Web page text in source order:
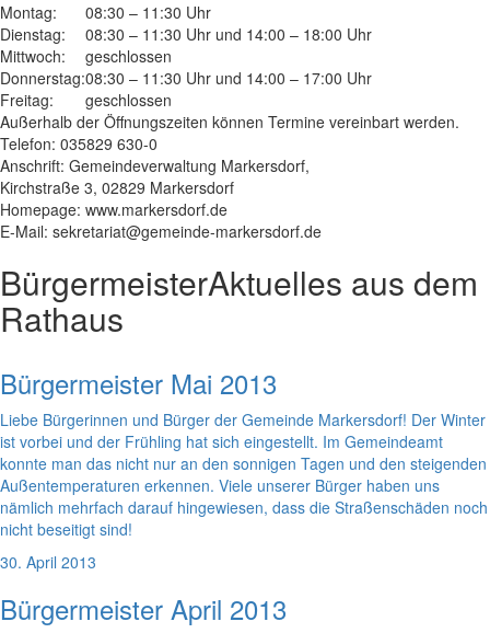
Montag:
08:30 – 11:30 Uhr
Dienstag:
08:30 – 11:30 Uhr und 14:00 – 18:00 Uhr
Mittwoch:
geschlossen
Donnerstag:08:30 – 11:30 Uhr und 14:00 – 17:00 Uhr
Freitag:
geschlossen
Außerhalb der Öffnungszeiten können Termine vereinbart werden.
Telefon: 035829 630-0
Anschrift: Gemeindeverwaltung Markersdorf,
Kirchstraße 3, 02829 Markersdorf
Homepage: www.markersdorf.de
E-Mail: sekretariat@gemeinde-markersdorf.de
BürgermeisterAktuelles aus dem
Rathaus
Bürgermeister Mai 2013
Liebe Bürgerinnen und Bürger der Gemeinde Markersdorf! Der Winter
ist vorbei und der Frühling hat sich eingestellt. Im Gemeindeamt
konnte man das nicht nur an den sonnigen Tagen und den steigenden
Außentemperaturen erkennen. Viele unserer Bürger haben uns
nämlich mehrfach darauf hingewiesen, dass die Straßenschäden noch
nicht beseitigt sind!
30. April 2013
Bürgermeister April 2013